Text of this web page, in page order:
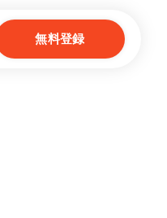
無料登録